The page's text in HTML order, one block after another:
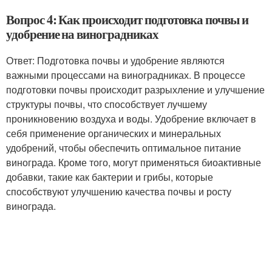
Вопрос 4: Как происходит подготовка почвы и
удобрение на виноградниках
Ответ: Подготовка почвы и удобрение являются
важными процессами на виноградниках. В процессе
подготовки почвы происходит разрыхление и улучшение
структуры почвы, что способствует лучшему
проникновению воздуха и воды. Удобрение включает в
себя применение органических и минеральных
удобрений, чтобы обеспечить оптимальное питание
винограда. Кроме того, могут применяться биоактивные
добавки, такие как бактерии и грибы, которые
способствуют улучшению качества почвы и росту
винограда.